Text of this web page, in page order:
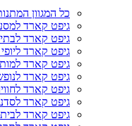
כל המגוון
גיפט קארד
גיפט קארד
גיפט קארד ליופי
גיפט קארד
גיפט קארד
גיפט קארד
גיפט קארד
גיפט קארד